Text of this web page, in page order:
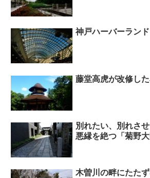
神戸ハーバーランド
藤堂高虎が改修し
別れたい、別れさ
悪縁を絶つ「菊野大
木曽川の畔にたた